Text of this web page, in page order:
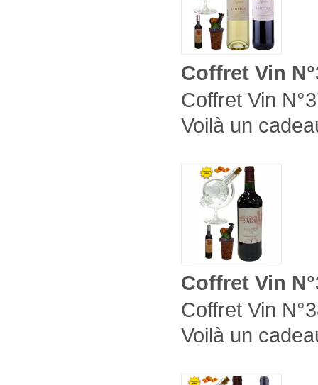
Coffret Vin
Coffret Vin
Voilà un
Coffret Vin
Coffret Vin
Voilà un